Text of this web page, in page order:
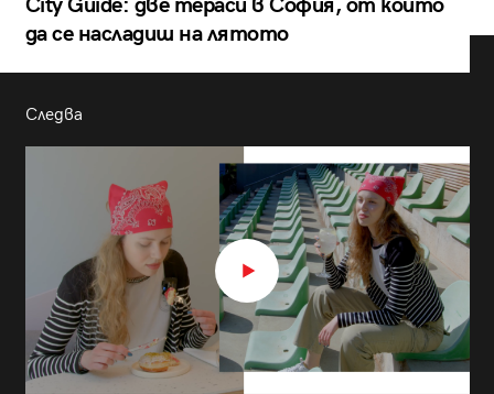
City Guide: две тераси в София, от които
да се насладиш на лятото
Следва